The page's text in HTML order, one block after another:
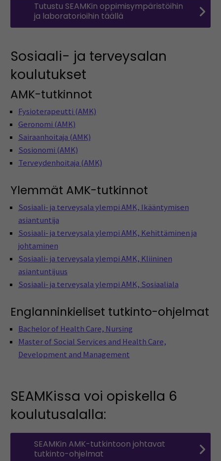
Tutustu SEAMKin oppimisympäristöihin
ja laboratorioihin täällä
Sosiaali- ja terveysalan
koulutukset
AMK-tutkinnot
Fysioterapeutti (AMK)
Geronomi (AMK)
Sairaanhoitaja (AMK)
Sosionomi (AMK)
Terveydenhoitaja (AMK)
Ylemmät AMK-tutkinnot
Sosiaali- ja terveysala ylempi AMK, Ikääntymisen
asiantuntija
Sosiaali- ja terveysala ylempi AMK, Kehittäminen ja
johtaminen
Sosiaali- ja terveysala ylempi AMK, Kliininen
asiantuntijuus
Sosiaali- ja terveysala ylempi AMK, Sosiaaliala
Englanninkieliset tutkinto-ohjelmat
Bachelor of Health Care, Nursing
Master of Social Services and Health Care,
Development and Management
SEAMKissa voi opiskella 6
koulutusalalla:
SEAMKin AMK-tutkintoon johtavat
tutkinto-ohjelmat